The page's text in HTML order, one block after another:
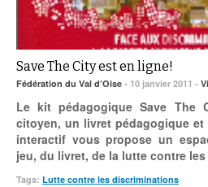
Save The City est en ligne!
Fédération du Val d’Oise - 10 janvier 2011 -
Le kit pédagogique Save The
citoyen, un livret pédagogique
interactif vous propose un
jeu, du livret, de la lutte contre
Tags: Lutte contre les discriminations